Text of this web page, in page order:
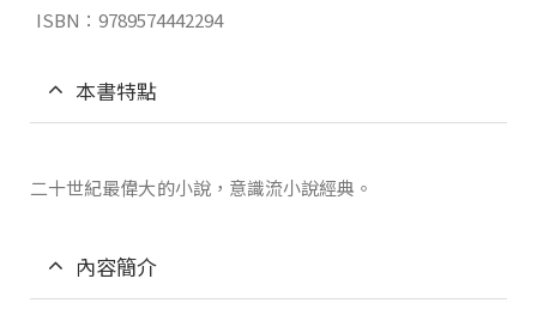
ISBN：9789574442294
本書特點
二十世紀最偉大的小說，意識流小說經典。
內容簡介